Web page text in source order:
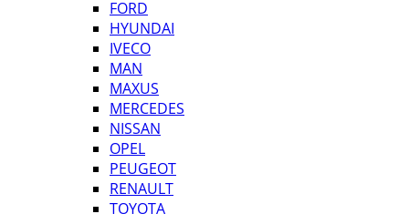
FORD
HYUNDAI
IVECO
MAN
MAXUS
MERCEDES
NISSAN
OPEL
PEUGEOT
RENAULT
TOYOTA